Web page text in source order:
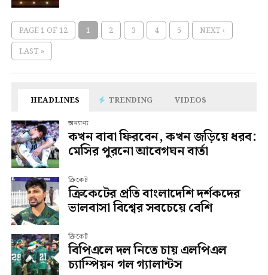
PAGE 1 OF 12 1 2 3 4 5
NEXT ›
LAST »
HEADLINES TRENDING VIDEOS
অন্যান্য
কখন বাবা ফিরবেন, কখন জড়িয়ে ধরব:
মেসির পুরনো আবেগঘন বার্তা
ক্রিকেট
ক্রিকেটের প্রতি বাংলাদেশি দর্শকদের
ভালবাসা বিশ্বের সবচেয়ে বেশি
ক্রিকেট
বিপিএলে দল নিতে চায় এলপিএল
চ্যাম্পিয়ন গল গ্যালান্টস